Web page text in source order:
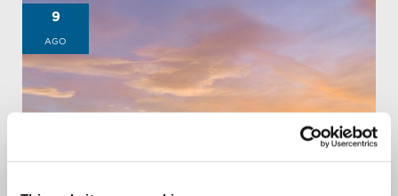
9
AGO